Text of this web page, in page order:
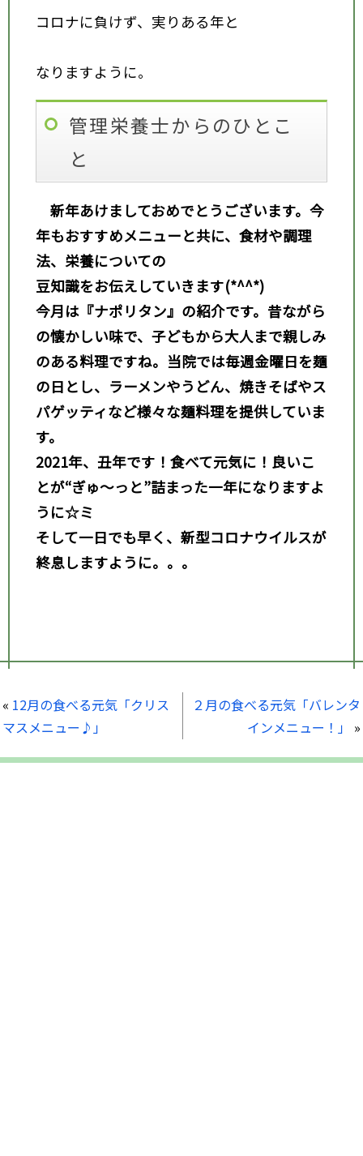
コロナに負けず、実りある年と
なりますように。
管理栄養士からのひとこ
と
新年あけましておめでとうございます。今
年もおすすめメニューと共に、食材や調理
法、栄養についての
豆知識をお伝えしていきます(*^^*)
今月は『ナポリタン』の紹介です。昔ながら
の懐かしい味で、子どもから大人まで親しみ
のある料理ですね。当院では毎週金曜日を麺
の日とし、ラーメンやうどん、焼きそばやス
パゲッティなど様々な麺料理を提供していま
す。
2021年、丑年です！食べて元気に！良いこ
とが“ぎゅ～っと”詰まった一年になりますよ
うに☆ミ
そして一日でも早く、新型コロナウイルスが
終息しますように。。。
« 12月の食べる元気「クリス
マスメニュー♪」
２月の食べる元気「バレンタ
インメニュー！」
»